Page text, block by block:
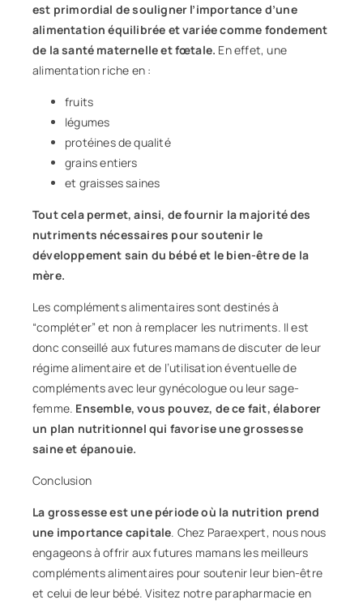
est primordial de souligner l’importance d’une
alimentation équilibrée et variée comme fondement
de la santé maternelle et fœtale. En effet, une
alimentation riche en :
fruits
légumes
protéines de qualité
grains entiers
et graisses saines
Tout cela permet, ainsi, de fournir la majorité des
nutriments nécessaires pour soutenir le
développement sain du bébé et le bien-être de la
mère.
Les compléments alimentaires sont destinés à
“compléter” et non à remplacer les nutriments. Il est
donc conseillé aux futures mamans de discuter de leur
régime alimentaire et de l’utilisation éventuelle de
compléments avec leur gynécologue ou leur sage-
femme. Ensemble, vous pouvez, de ce fait, élaborer
un plan nutritionnel qui favorise une grossesse
saine et épanouie.
Conclusion
La grossesse est une période où la nutrition prend
une importance capitale. Chez Paraexpert, nous nous
engageons à offrir aux futures mamans les meilleurs
compléments alimentaires pour soutenir leur bien-être
et celui de leur bébé. Visitez notre parapharmacie en